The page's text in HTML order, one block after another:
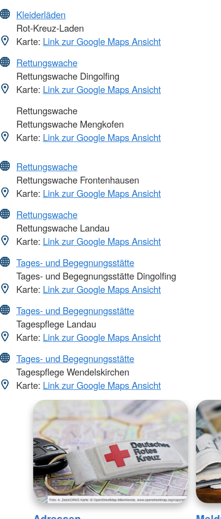
Kleiderläden
Rot-Kreuz-Laden
Karte: Link zur Google Maps Ansicht
Rettungswache
Rettungswache Dingolfing
Karte: Link zur Google Maps Ansicht
Rettungswache
Rettungswache Mengkofen
Karte: Link zur Google Maps Ansicht
Rettungswache
Rettungswache Frontenhausen
Karte: Link zur Google Maps Ansicht
Rettungswache
Rettungswache Landau
Karte: Link zur Google Maps Ansicht
Tages- und Begegnungsstätte
Tages- und Begegnungsstätte Dingolfing
Karte: Link zur Google Maps Ansicht
Tages- und Begegnungsstätte
Tagespflege Landau
Karte: Link zur Google Maps Ansicht
Tages- und Begegnungsstätte
Tagespflege Wendelskirchen
Karte: Link zur Google Maps Ansicht